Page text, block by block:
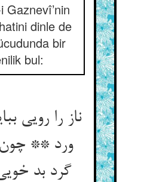
Gaznevî’nin
dinle de
bir
bul:
ناز را رویی
ورد ** چون
گرد بد